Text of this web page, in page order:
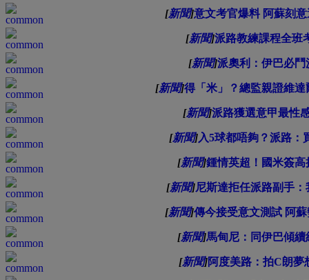
[新聞]意文考官爆料 阿蘇刻
[新聞]派路教練課程全班
[新聞]派奧利：伊巴必鬥
[新聞]得「米」？總監親證維達
[新聞]派路獲選意甲最性
[新聞]入5球都唔夠？派路：
[新聞]鍾情英超！國米簽高
[新聞]尼斯達拒任派路副手：
[新聞]傳今接受意文測試 阿
[新聞]馬甸尼：同伊巴傾續
[新聞]阿度美路：拍C朗夢